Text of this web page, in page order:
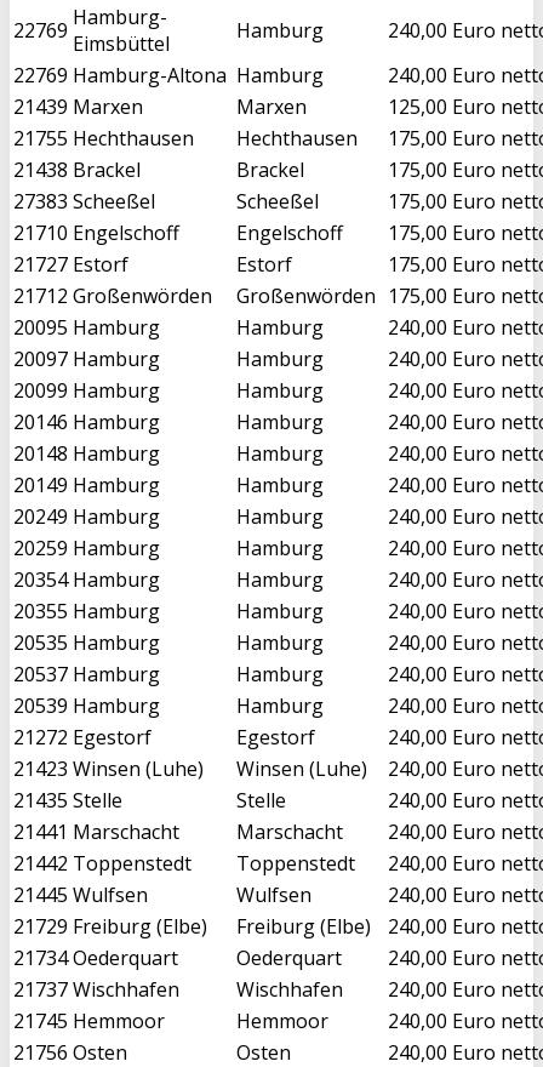
22769 Hamburg-
Eimsbüttel
Hamburg
240,00 Euro
22769 Hamburg-Altona Hamburg
240,00 Euro
21439 Marxen Marxen
125,00 Euro
21755 Hechthausen Hechthausen
175,00 Euro
21438 Brackel Brackel
175,00 Euro
27383 Scheeßel Scheeßel
175,00 Euro
21710 Engelschoff Engelschoff
175,00 Euro
21727 Estorf Estorf
175,00 Euro
21712 Großenwörden Großenwörden 175,00 Euro
20095 Hamburg Hamburg
240,00 Euro
20097 Hamburg Hamburg
240,00 Euro
20099 Hamburg Hamburg
240,00 Euro
20146 Hamburg Hamburg
240,00 Euro
20148 Hamburg Hamburg
240,00 Euro
20149 Hamburg Hamburg
240,00 Euro
20249 Hamburg Hamburg
240,00 Euro
20259 Hamburg Hamburg
240,00 Euro
20354 Hamburg Hamburg
240,00 Euro
20355 Hamburg Hamburg
240,00 Euro
20535 Hamburg Hamburg
240,00 Euro
20537 Hamburg Hamburg
240,00 Euro
20539 Hamburg Hamburg
240,00 Euro
21272 Egestorf Egestorf
240,00 Euro
21423 Winsen (Luhe) Winsen (Luhe)
240,00 Euro
21435 Stelle Stelle
240,00 Euro
21441 Marschacht Marschacht
240,00 Euro
21442 Toppenstedt Toppenstedt
240,00 Euro
21445 Wulfsen Wulfsen
240,00 Euro
21729 Freiburg (Elbe) Freiburg (Elbe)
240,00 Euro
21734Oederquart Oederquart
240,00 Euro
21737Wischhafen Wischhafen
240,00 Euro
21745 Hemmoor Hemmoor
240,00 Euro
21756 Osten Osten
240,00 Euro